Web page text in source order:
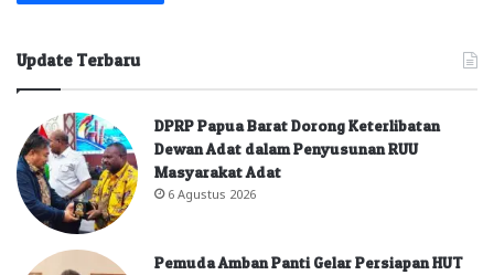
Update Terbaru
DPRP Papua Barat Dorong Keterlibatan
Dewan Adat dalam Penyusunan RUU
Masyarakat Adat
6 Agustus 2026
Pemuda Amban Panti Gelar Persiapan HUT